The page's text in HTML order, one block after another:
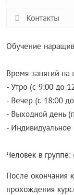
Контакты
Обучение
Время занятий на
- Утро (с 9:00 до
- Вечер (с 18:00
- Выходной день
- Индивидуальное
Человек в
После окончания
прохождения